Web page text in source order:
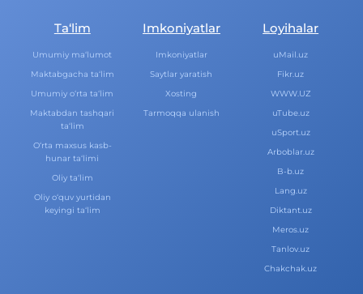
Ta‘lim
Umumiy ma‘lumot
Maktabgacha ta‘lim
Umumiy o‘rta ta‘lim
Maktabdan tashqari
ta‘lim
O‘rta maxsus kasb-
hunar ta‘limi
Oliy ta‘lim
Oliy o‘quv yurtidan
keyingi ta‘lim
Imkoniyatlar
Imkoniyatlar
Saytlar yaratish
Xosting
Tarmoqqa ulanish
Loyihalar
uMail.uz
Fikr.uz
WWW.UZ
uTube.uz
uSport.uz
Arboblar.uz
B-b.uz
Lang.uz
Diktant.uz
Meros.uz
Tanlov.uz
Chakchak.uz